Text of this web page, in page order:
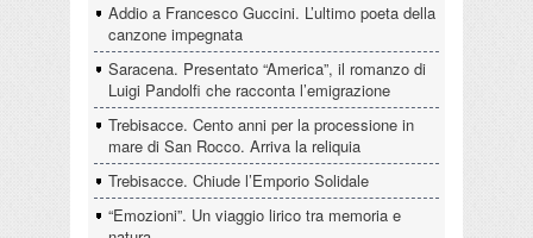
Addio a Francesco Guccini. L’ultimo poeta della
canzone impegnata
Saracena. Presentato “America”, il romanzo di
Luigi Pandolfi che racconta l’emigrazione
Trebisacce. Cento anni per la processione in
mare di San Rocco. Arriva la reliquia
Trebisacce. Chiude l’Emporio Solidale
“Emozioni”. Un viaggio lirico tra memoria e